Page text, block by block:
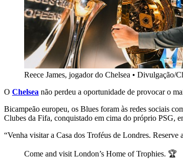
Reece James, jogador do Chelsea • Divulgação/
O Chelsea não perdeu a oportunidade de provocar o
Bicampeão europeu, os Blues foram às redes sociais
Clubes da Fifa, conquistado em cima do próprio PSG,
“Venha visitar a Casa dos Troféus de Londres.
Come and visit London’s Home of Trophies. 🏆